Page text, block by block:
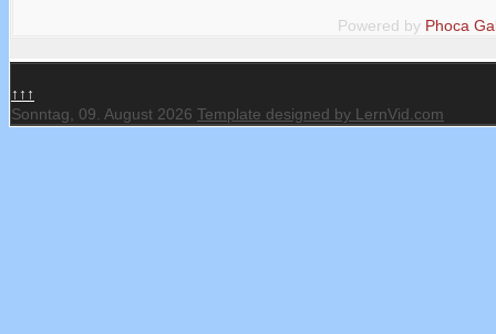
Powered by Phoca
↑↑↑
Sonntag, 09. August 2026 Template designed by LernVid.com